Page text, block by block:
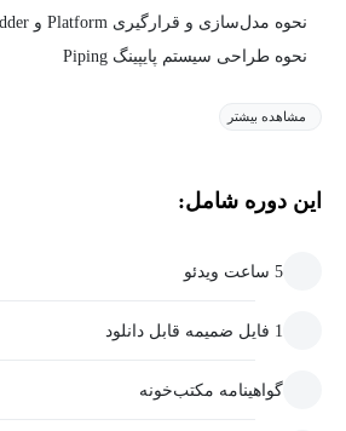
نحوه مدل‌سازی و قرارگیری Platform و Ladder
نحوه طراحی سیستم پایپینگ Piping
مشاهده بیشتر
این دوره شامل:
5 ساعت ویدئو
1 فایل ضمیمه قابل دانلود
گواهینامه مکتب‌خونه